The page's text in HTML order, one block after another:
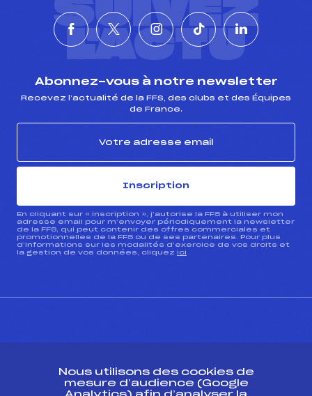
SUIVEZ
L'ACTU
Abonnez-vous à notre newsletter
Recevez l’actualité de la FFS, des clubs et des Équipes
de France.
Inscription
En cliquant sur « inscription », j’autorise la FFS à utiliser mon
adresse email pour m’envoyer périodiquement la newsletter
de la FFS, qui peut contenir des offres commerciales et
promotionnelles de la FFS ou de ses partenaires. Pour plus
d’informations sur les modalités d’exercice de vos droits et
la gestion de vos données, cliquez ici
Nous utilisons des cookies de
mesure d’audience (Google